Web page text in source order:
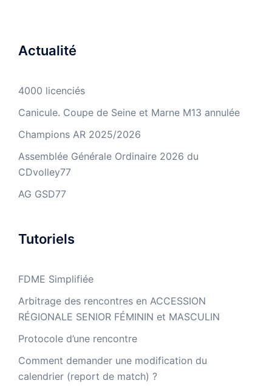
Actualité
4000 licenciés
Canicule. Coupe de Seine et Marne M13 annulée
Champions AR 2025/2026
Assemblée Générale Ordinaire 2026 du
CDvolley77
AG GSD77
Tutoriels
FDME Simplifiée
Arbitrage des rencontres en ACCESSION
RÉGIONALE SENIOR FÉMININ et MASCULIN
Protocole d’une rencontre
Comment demander une modification du
calendrier (report de match) ?